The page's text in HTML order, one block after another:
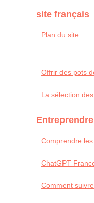
site français
Plan du site
Offrir des pots
La sélection
Entreprendre
Comprendre les
ChatGPT
Comment